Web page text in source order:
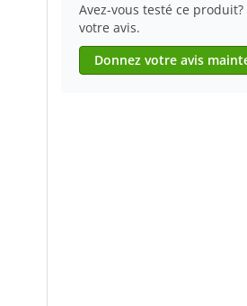
Avez-vous testé ce
votre avis.
Donnez votre avis